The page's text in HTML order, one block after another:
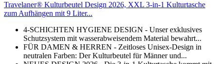
Travelaner® Kulturbeutel Design 2026, XXL 3-in-1 Kulturtasche
zum Aufhängen mit 9 Liter...
4-SCHICHTEN HYGIENE DESIGN - Unser exklusives
Schutzsystem mit wasserabweisendem Material bewahrt...
FÜR DAMEN & HERREN - Zeitloses Unisex-Design in
neutralen Farben: Der Kulturbeutel für Männer und...